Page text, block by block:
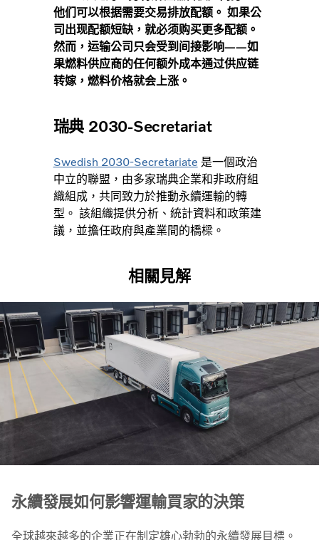
他们可以根据需要交易排放配额。 如果公
司出现配额短缺，就必须购买更多配额。
然而，运输公司只会受到间接影响——如
果燃料供应商的任何额外成本通过供应链
转嫁，燃料价格就会上涨。
瑞典 2030-Secretariat
Swedish 2030-Secretariate 是一個政治
中立的聯盟，由多家瑞典企業和非政府組
織組成，共同致力於推動永續運輸的轉
型。 該組織提供分析、統計資料和政策建
議，並擔任政府與產業間的橋樑。
相關見解
永續發展如何影響運輸買家的決策
全球越來越多的企業正在制定雄心勃勃的永續發展目標。